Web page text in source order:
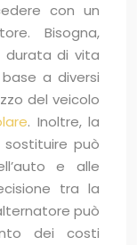
con un
Bisogna,
durata di vita
a diversi
del veicolo
. Inoltre, la
può
e alle
tra la
può
dei costi